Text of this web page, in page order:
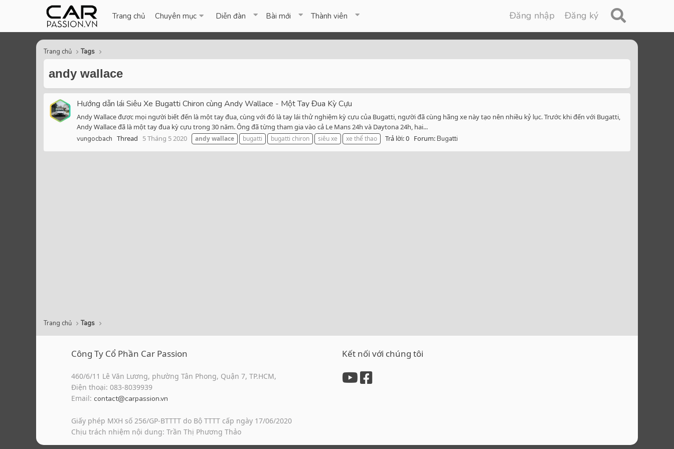
Trang chủ Chuyên mục Diễn đàn Bài mới Thành viên Đăng nhập Đăng ký
Trang chủ Tags
andy wallace
Hướng dẫn lái Siêu Xe Bugatti Chiron cùng Andy Wallace - Một Tay Đua Kỳ Cựu
Andy Wallace được mọi người biết đến là một tay đua, cùng với đó là tay lái thử nghiệm kỳ cựu của Bugatti, người đã cùng hãng xe này tạo nên nhiều kỷ lục. Trước khi đến với Bugatti,
Andy Wallace đã là một tay đua kỳ cựu trong 30 năm. Ông đã từng tham gia vào cả Le Mans 24h và Daytona 24h, hai...
vungocbach Thread 5 Tháng 5 2020 andywallace bugatti bugatti chiron siêu xe xe thể thao Trả lời: 0 Forum:Bugatti
Trang chủ Tags
Công Ty Cổ Phần Car Passion
460/6/11 Lê Văn Lương, phường Tân Phong, Quận 7, TP.HCM,
Điện thoại: 083-8039939
Email: contact@carpassion.vn
Giấy phép MXH số 256/GP-BTTTT do Bộ TTTT cấp ngày 17/06/2020
Chịu trách nhiệm nội dung: Trần Thị Phương Thảo
Kết nối với chúng tôi